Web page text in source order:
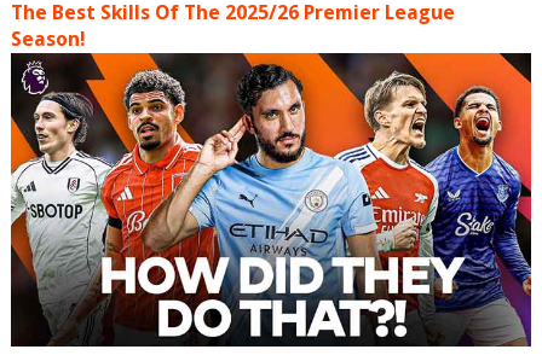
The Best Skills Of The 2025/26 Premier League
Season!